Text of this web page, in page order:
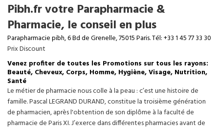
Pibh.fr votre Parapharmacie &
Pharmacie, le conseil en plus
Parapharmacie pibh, 6 Bd de Grenelle, 75015 Paris. Tél: +33 1 45 77 33 30
Prix Discount
Venez profiter de toutes les Promotions sur tous les rayons:
Beauté, Cheveux, Corps, Homme, Hygiène, Visage, Nutrition,
Santé
Le métier de pharmacie nous colle à la peau : c’est une histoire de
famille. Pascal LEGRAND DURAND, constitue la troisième génération
de pharmacien, après l'obtention de son diplôme à la faculté de
pharmacie de Paris XI. J’exerce dans différentes pharmacies avant de